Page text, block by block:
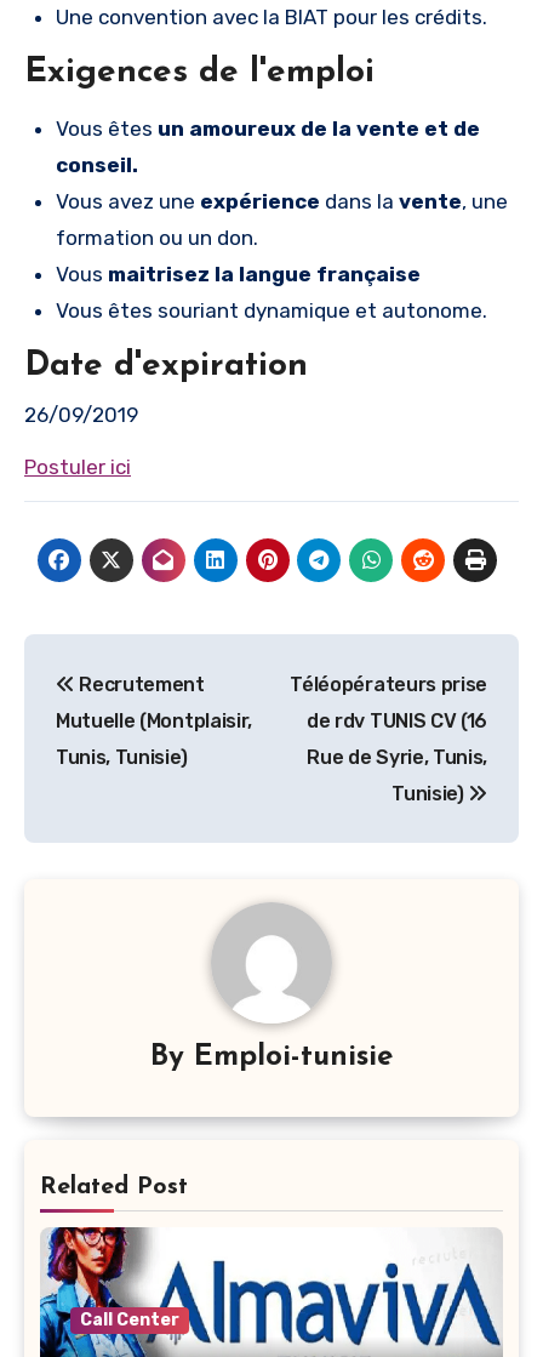
Une convention avec la BIAT pour les crédits.
Exigences de l'emploi
Vous êtes un amoureux de la vente et de
conseil.
Vous avez une expérience dans la vente, une
formation ou un don.
Vous maitrisez la langue française
Vous êtes souriant dynamique et autonome.
Date d'expiration
26/09/2019
Postuler ici
de
l’article
Recrutement
Mutuelle (Montplaisir,
Tunis, Tunisie)
Téléopérateurs prise
de rdv TUNIS CV (16
Rue de Syrie, Tunis,
Tunisie)
By Emploi-tunisie
Related Post
Call Center